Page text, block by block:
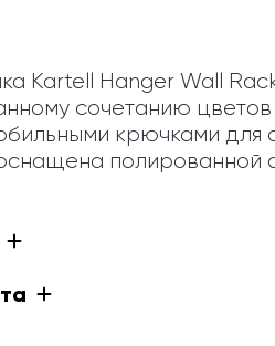
Kartell Hanger Wall
сочетанию
крючками для
полированной